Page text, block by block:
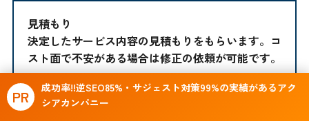
見積もり
決定したサービス内容の見積もりをもらいます。コ
スト面で不安がある場合は修正の依頼が可能です。
PR
成功率!!逆SEO85%・サジェスト対策99%の実績があるアク
シアカンパニー